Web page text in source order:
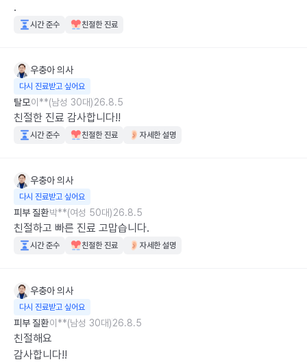
.
시간 준수 친절한 진료
우충아의사
다시 진료받고 싶어요
탈모이**(남성 30대)26.8.5
친절한 진료 감사합니다!!
시간 준수 친절한 진료 자세한 설명
우충아의사
다시 진료받고 싶어요
피부 질환박**(여성 50대)26.8.5
친절하고 빠른 진료 고맙습니다.
시간 준수 친절한 진료 자세한 설명
우충아의사
다시 진료받고 싶어요
피부 질환이**(남성 30대)26.8.5
친절해요
감사합니다!!